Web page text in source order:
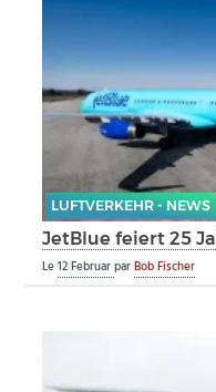
LUFTVERKEHR - NEWS
JetBlue feiert 25
Le12 FebruarparBob Fischer